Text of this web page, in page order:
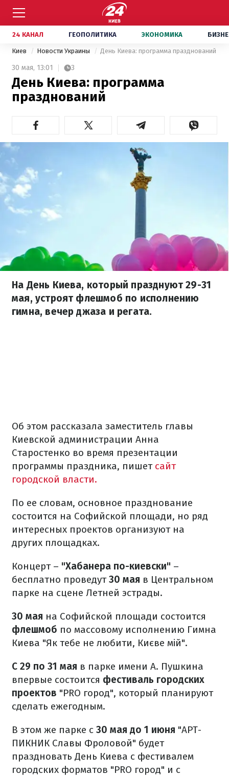
24 КАНАЛ ГЕОПОЛИТИКА ЭКОНОМИКА
Киев Новости Украины День Киева: программа празднований
30 мая, 13:01 3
День Киева: программа
празднований
На День Киева, который празднуют 29-31
мая, устроят флешмоб по исполнению
гимна, вечер джаза и регата.
Об этом рассказала заместитель главы
Киевской администрации Анна
Старостенко во время презентации
программы праздника, пишет сайт
городской власти.
По ее словам, основное празднование
состоится на Софийской площади, но ряд
интересных проектов организуют на
других площадках.
Концерт – "Хабанера по-киевски" –
бесплатно проведут30 мая в Центральном
парке на сцене Летней эстрады.
30 мая на Софийской площади состоится
флешмоб по массовому исполнению Гимна
Киева "Як тебе не любити, Києве мій".
С 29 по 31 мая в парке имени А. Пушкина
впервые состоится фестиваль городских
проектов "PRO город", который планируют
сделать ежегодным.
В этом же парке с 30 мая до 1 июня "АРТ-
ПИКНИК Славы Фроловой" будет
праздновать День Киева с фестивалем
городских форматов "PRO город" и с